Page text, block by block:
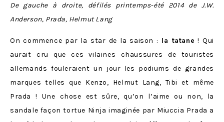
De gauche à droite, défilés printemps-été 2014 de J.W.
Anderson, Prada, Helmut Lang
On commence par la star de la saison : la tatane ! Qui
aurait cru que ces vilaines chaussures de touristes
allemands fouleraient un jour les podiums de grandes
marques telles que Kenzo, Helmut Lang, Tibi et même
Prada ! Une chose est sûre, qu’on l’aime ou non, la
sandale façon tortue Ninja imaginée par Miuccia Prada a